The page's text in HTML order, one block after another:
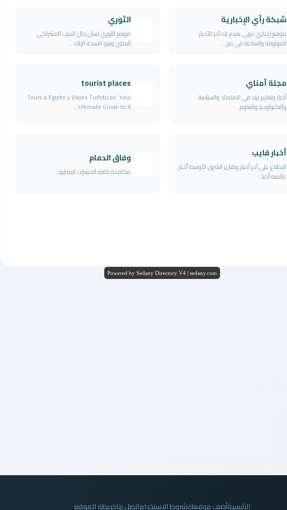
شبكة رأي الإخبارية
موقع إخباري عربي يقدم لك آخر الأخبار
الموثوقة والعاجلة في مخ...
الثوري
موقع الثوري لسان حال الحزب الاشتراكي
اليمني وهو النسخة الإلك...
مجلة أمناي
أخبار وتقارير ترند في الاقتصاد والسياسة
والتكنولوجيا والعلوم...
tourist places
Tours a Egipto y Viajes Turísticos: Your
Ultimate Guide to A...
أخبار فايب
الاطلاع على آخر أخبار وتقارير الشرق الأوسط أخبار
عالمية أخبا...
وفاق الدمام
مكافحة كافة الحشرات المنزلية...
Powered by Sedany Directory V4 | sedany.com
الرئيسيةأضف موقعكشروط الاستخداماتصل بناخريطة الموقع